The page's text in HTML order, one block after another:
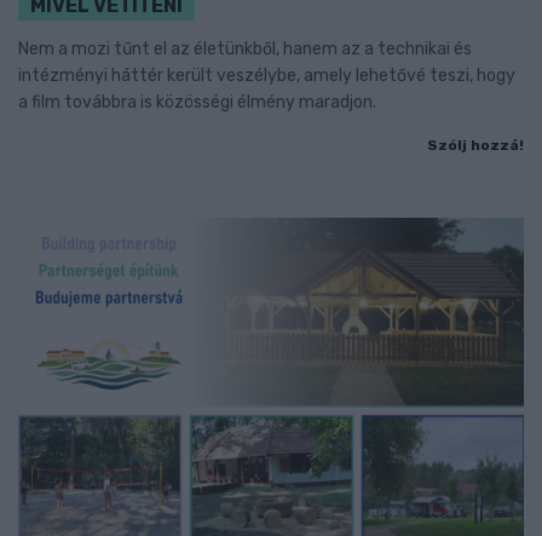
MIVEL VETÍTENI
Nem a mozi tűnt el az életünkből, hanem az a technikai és
intézményi háttér került veszélybe, amely lehetővé teszi, hogy
a film továbbra is közösségi élmény maradjon.
Szólj hozzá!